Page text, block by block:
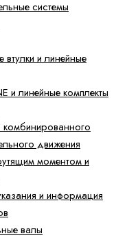
системы
втулки и линейные
и линейные комплекты
комбинированного
движения
моментом и
и информация
валы